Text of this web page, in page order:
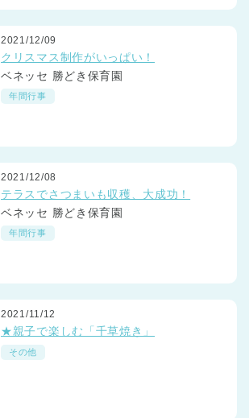
2021/12/09
クリスマス制作がいっぱい！
ベネッセ 勝どき保育園
年間行事
2021/12/08
テラスでさつまいも収穫、大成功！
ベネッセ 勝どき保育園
年間行事
2021/11/12
★親子で楽しむ「千草焼き」
その他